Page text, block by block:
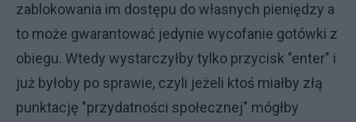
zablokowania im dostępu do własnych pieniędzy a
to może gwarantować jedynie wycofanie gotówki z
obiegu. Wtedy wystarczyłby tylko przycisk "enter" i
już byłoby po sprawie, czyli jeżeli ktoś miałby złą
punktację "przydatności społecznej" mógłby